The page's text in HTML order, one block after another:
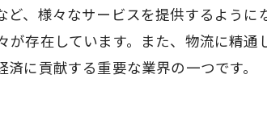
、様々なサービスを提供するように
存在しています。また、物流に精通
に貢献する重要な業界の一つです。